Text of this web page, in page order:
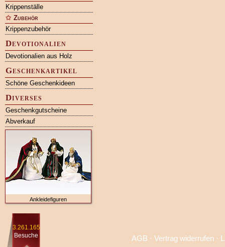
Krippenställe
Zubehör
Krippenzubehör
Devotionalien
Devotionalien aus Holz
Geschenkartikel
Schöne Geschenkideen
Diverses
Geschenkgutscheine
Abverkauf
Ankleidefiguren
3.261.165
Besuche
AGB · Vertrag widerrufen·